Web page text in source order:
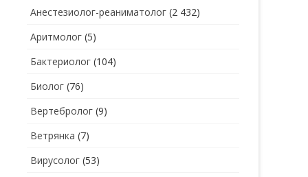
СТОМАТОЛОГ-ОРТОДОНТ
ЭНДОКРИНОЛОГ
Анестезиолог-реаниматолог (2 432)
Аритмолог (5)
Бактериолог (104)
Биолог (76)
Вертебролог (9)
Ветрянка (7)
Вирусолог (53)